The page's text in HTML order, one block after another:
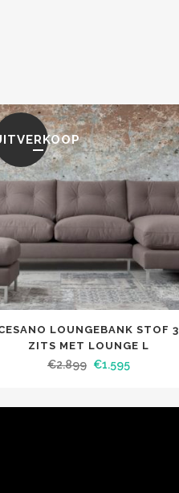
LOUNGEBANK STOF 3
ZITS MET LOUNGE L
€2.899 €1.595